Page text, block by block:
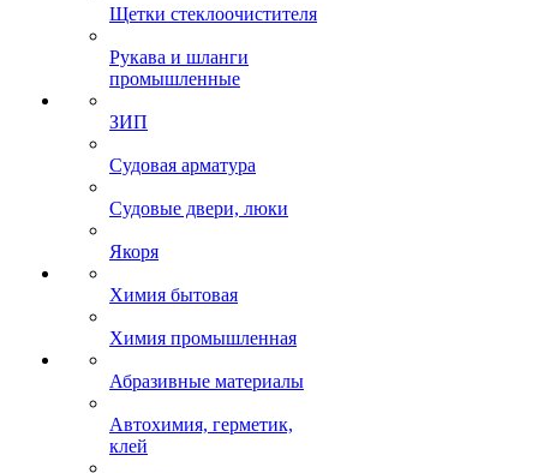
Щетки стеклоочистителя
Рукава и шланги
промышленные
ЗИП
Судовая арматура
Судовые двери, люки
Якоря
Химия бытовая
Химия промышленная
Абразивные материалы
Автохимия, герметик,
клей